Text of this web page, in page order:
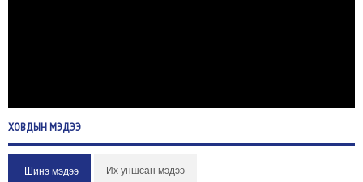
ХОВДЫНМЭДЭЭ
Шинэ мэдээ Их уншсан мэдээ